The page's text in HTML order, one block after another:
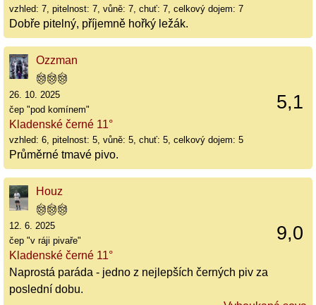
vzhled: 7, pitelnost: 7, vůně: 7, chuť: 7, celkový dojem: 7
Dobře pitelný, příjemně hořký ležák.
Ozzman
5,1
26. 10. 2025
čep "pod komínem"
Kladenské černé 11°
vzhled: 6, pitelnost: 5, vůně: 5, chuť: 5, celkový dojem: 5
Průměrné tmavé pivo.
Houz
9,0
12. 6. 2025
čep "v ráji pivaře"
Kladenské černé 11°
Naprostá paráda - jedno z nejlepších černých piv za
poslední dobu.